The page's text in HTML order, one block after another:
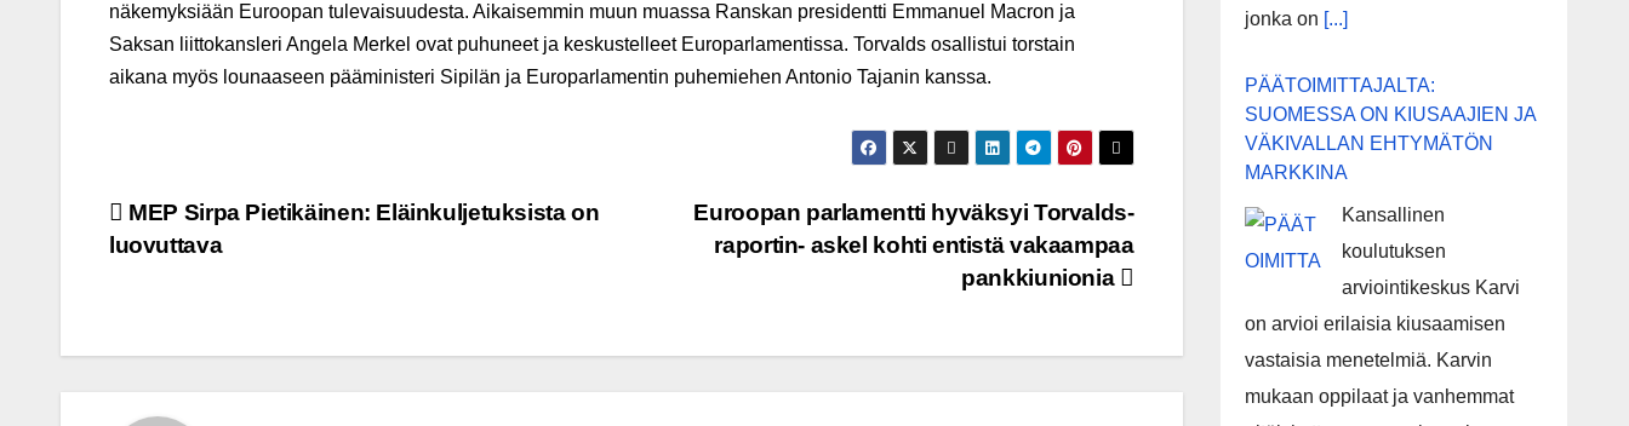
näkemyksiään Euroopan tulevaisuudesta. Aikaisemmin muun muassa Ranskan presidentti Emmanuel Macron ja
Saksan liittokansleri Angela Merkel ovat puhuneet ja keskustelleet Europarlamentissa. Torvalds osallistui torstain
aikana myös lounaaseen pääministeri Sipilän ja Europarlamentin puhemiehen Antonio Tajanin kanssa.
Post
Euroopan parlamentti hyväksyi Torvalds-
raportin- askel kohti entistä vakaampaa
pankkiunionia
MEP Sirpa Pietikäinen: Eläinkuljetuksista on
luovuttava
jonka on [...]
PÄÄTOIMITTAJALTA:
SUOMESSA ON KIUSAAJIEN JA
VÄKIVALLAN EHTYMÄTÖN
MARKKINA
Kansallinen
koulutuksen
arviointikeskus Karvi
on arvioi erilaisia kiusaamisen
vastaisia menetelmiä. Karvin
mukaan oppilaat ja vanhemmat